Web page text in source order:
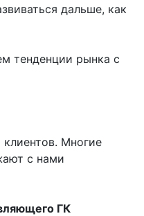
дальше, как
тенденции рынка с
Многие
с нами
ГК